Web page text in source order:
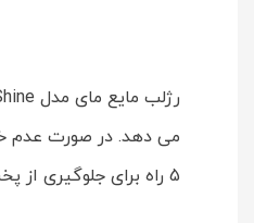
می دهد. در صورت عدم
5 راه برای جلوگیری از پخش شدن رژ لب